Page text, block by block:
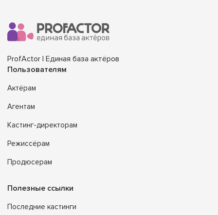
ProfActor | Единая база актёров
Пользователям
Актёрам
Агентам
Кастинг-директорам
Режиссёрам
Продюсерам
Полезные ссылки
Последние кастинги